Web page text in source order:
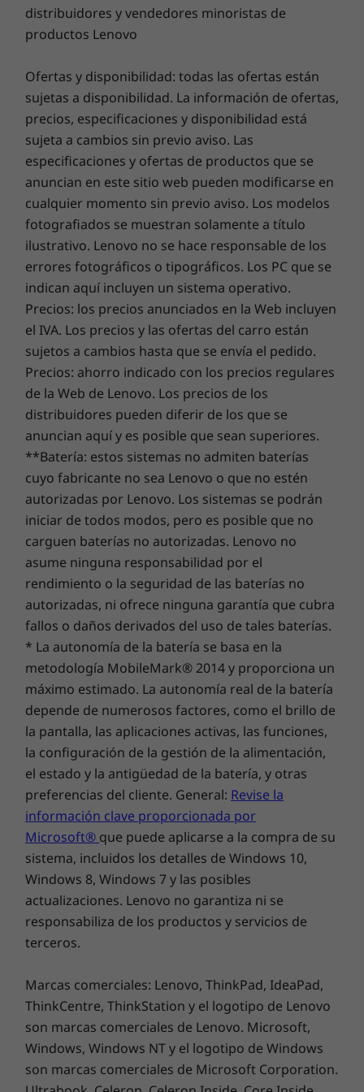
La pantalla del portátil Lenovo ThinkBook 14 de
2.ª generación ofrece una resolución FHD y
para conseguir unos gráficos realistas con un
contraste y color precisos. Se ha diseñado para
obtener unos gráficos sin parpadeos y es
compatible con TÜV Rheinland Low Blue Light
en modelos seleccionados. Puedes elegir un
modelo con pantalla táctil para mejorar tu
experiencia con una navegación e interacción
intuitivas.
Delgado, ligero y llamativo
El Lenovo ThinkBook 14 de 2.ª generación
permite que tú y tus empleados destaquéis
gracias a su diseño elegante y profesional de
dos tonos. Sus elegantes biseles ofrecen una
relación pantalla-cuerpo del 85 %. Y con solo
17,9 mm y 1,5 kg, es lo suficientemente
delgado y liviano para llevarlo a cualquier
parte.
Teleconferencias más Smart
El Lenovo ThinkBook 14 de 2.ª generación te
ayuda a reducir los problemas e
inconvenientes del trabajo a distancia. La
cancelación de ruido basada en IA optimiza el
sonido de las teleconferencias, mientras que
los controles especiales te proporcionan más
poder sobre lo que se transmite por tu
micrófono.
presupuesto predecible y grandes ahorros del 28 % al
80 %. Nuestros magos de la tecnología, equipados con
los daños ocultos para una garantía emocionante.
Smart Performance
¡Lenovo Smart Performance mejorará la experiencia de
tu ordenador! Inyecta más potencia en tu ordenador
para lograr un funcionamiento fluido y arranques
increíblemente rápidos. Disfruta de una experiencia en
Internet más rápida y fiable con conectividad
mejorada. Protege tu inversión en IT utilizando
seguridad mejorada para protegerte del adware, el
malware y otras amenazas. ¡Accede a todo el potencial
de un emocionante viaje virtual!
distribuidores y vendedores minoristas de
productos Lenovo
Ofertas y disponibilidad: todas las ofertas están
sujetas a disponibilidad. La información de ofertas,
precios, especificaciones y disponibilidad está
sujeta a cambios sin previo aviso. Las
especificaciones y ofertas de productos que se
anuncian en este sitio web pueden modificarse en
cualquier momento sin previo aviso. Los modelos
fotografiados se muestran solamente a título
ilustrativo. Lenovo no se hace responsable de los
errores fotográficos o tipográficos. Los PC que se
indican aquí incluyen un sistema operativo.
Precios: los precios anunciados en la Web incluyen
el IVA. Los precios y las ofertas del carro están
sujetos a cambios hasta que se envía el pedido.
Precios: ahorro indicado con los precios regulares
de la Web de Lenovo. Los precios de los
distribuidores pueden diferir de los que se
anuncian aquí y es posible que sean superiores.
**Batería: estos sistemas no admiten baterías
cuyo fabricante no sea Lenovo o que no estén
autorizadas por Lenovo. Los sistemas se podrán
iniciar de todos modos, pero es posible que no
carguen baterías no autorizadas. Lenovo no
asume ninguna responsabilidad por el
rendimiento o la seguridad de las baterías no
autorizadas, ni ofrece ninguna garantía que cubra
fallos o daños derivados del uso de tales baterías.
* La autonomía de la batería se basa en la
metodología MobileMark® 2014 y proporciona un
máximo estimado. La autonomía real de la batería
depende de numerosos factores, como el brillo de
la pantalla, las aplicaciones activas, las funciones,
la configuración de la gestión de la alimentación,
el estado y la antigüedad de la batería, y otras
preferencias del cliente. General: Revise la
información clave proporcionada por
Microsoft® que puede aplicarse a la compra de su
sistema, incluidos los detalles de Windows 10,
Windows 8, Windows 7 y las posibles
actualizaciones. Lenovo no garantiza ni se
responsabiliza de los productos y servicios de
terceros.
Marcas comerciales: Lenovo, ThinkPad, IdeaPad,
ThinkCentre, ThinkStation y el logotipo de Lenovo
son marcas comerciales de Lenovo. Microsoft,
Windows, Windows NT y el logotipo de Windows
son marcas comerciales de Microsoft Corporation.